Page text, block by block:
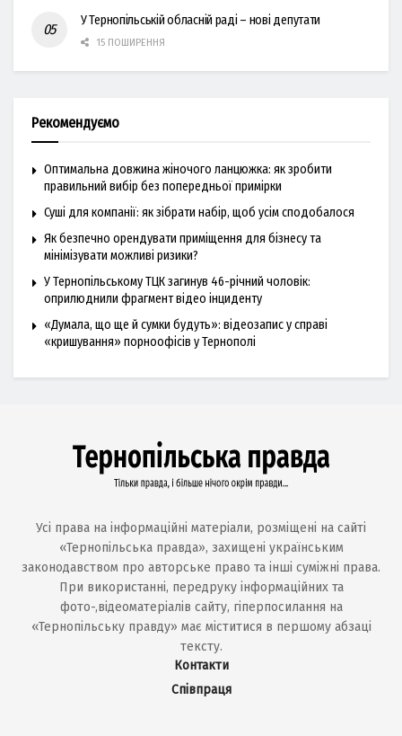
У Тернопільській обласній раді – нові депутати
15 ПОШИРЕННЯ
Рекомендуємо
Оптимальна довжина жіночого ланцюжка: як зробити
правильний вибір без попередньої примірки
Суші для компанії: як зібрати набір, щоб усім сподобалося
Як безпечно орендувати приміщення для бізнесу та
мінімізувати можливі ризики?
У Тернопільському ТЦК загинув 46-річний чоловік:
оприлюднили фрагмент відео інциденту
«Думала, що ще й сумки будуть»: відеозапис у справі
«кришування» порноофісів у Тернополі
Усі права на інформаційні матеріали, розміщені на сайті
«Тернопільська правда», захищені українським
законодавством про авторське право та інші суміжні права.
При використанні, передруку інформаційних та
фото-,відеоматеріалів сайту, гіперпосилання на
«Тернопільську правду» має міститися в першому абзаці
тексту.
Контакти
Співпраця